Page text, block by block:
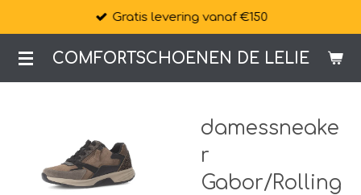
naar
de
COMFORTSCHOENEN DE LELIE
Gratis levering vanaf €150
damessneake
r
Gabor/Rolling